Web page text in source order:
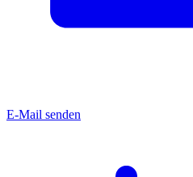
E-Mail senden